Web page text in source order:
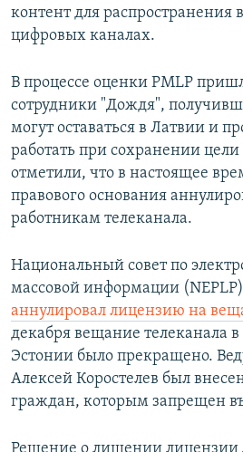
контент для распространения
цифровых каналах.
В процессе оценки PMLP
сотрудники "Дождя",
могут оставаться в Латвии и
работать при сохранении
отметили, что в настоящее
правового основания
работникам телеканала.
Национальный совет по
массовой информации
аннулировал лицензию на
декабря вещание телеканала
Эстонии было прекращено.
Алексей Коростелев был
граждан, которым запрещен